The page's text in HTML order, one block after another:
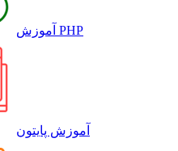
آموزش PHP
آموزش پایتون